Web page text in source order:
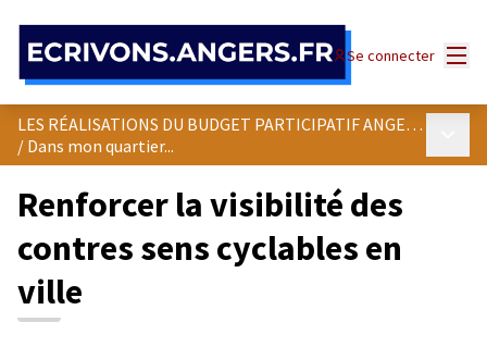
Se connecter
LES RÉALISATIONS DU BUDGET PARTICIPATIF ANGEVIN
/ Dans mon quartier...
Renforcer la visibilité des
contres sens cyclables en
ville